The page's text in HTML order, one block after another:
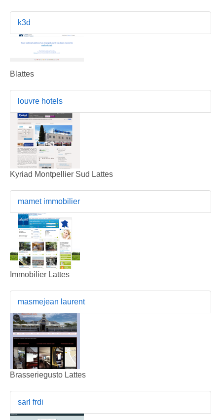
k3d
Blattes
louvre hotels
Kyriad Montpellier Sud Lattes
mamet immobilier
Immobilier Lattes
masmejean laurent
Brasseriegusto Lattes
sarl frdi